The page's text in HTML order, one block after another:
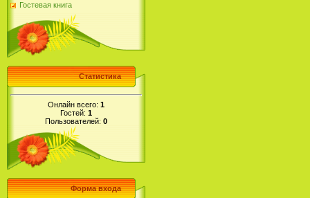
Гостевая книга
Статистика
Онлайн всего: 1
Гостей: 1
Пользователей: 0
Форма входа